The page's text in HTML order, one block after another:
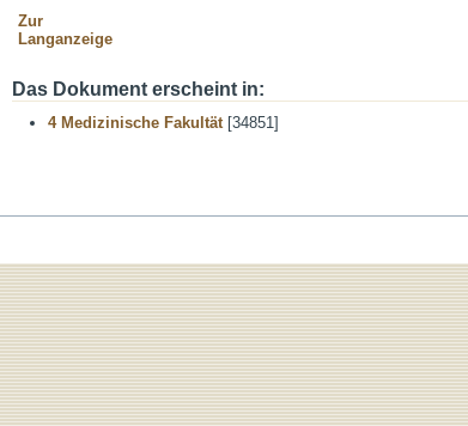
Zur
Langanzeige
Das Dokument erscheint in:
4 Medizinische Fakultät[34851]